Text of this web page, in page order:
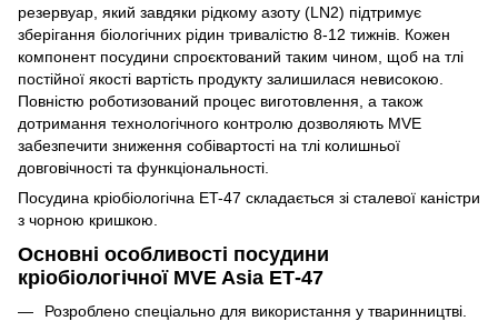
резервуар, який завдяки рідкому азоту (LN2) підтримує
зберігання біологічних рідин тривалістю 8-12 тижнів. Кожен
компонент посудини спроєктований таким чином, щоб на тлі
постійної якості вартість продукту залишилася невисокою.
Повністю роботизований процес виготовлення, а також
дотримання технологічного контролю дозволяють MVE
забезпечити зниження собівартості на тлі колишньої
довговічності та функціональності.
Посудина кріобіологічна ET-47 складається зі сталевої каністри
з чорною кришкою.
Основні особливості посудини
кріобіологічної MVE Asia ЕТ-47
Розроблено спеціально для використання у тваринництві.